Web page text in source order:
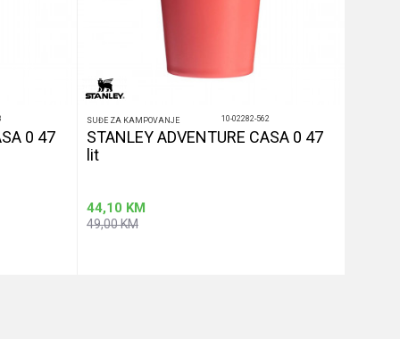
0 47
SUĐE ZA KAMPOVANJE 10-02282-562
STANLEY ADVENTURE CASA 0 47
lit
44,10 KM
49,00KM